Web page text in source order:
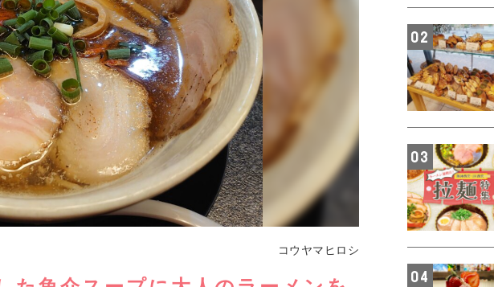
コウヤマヒロシ